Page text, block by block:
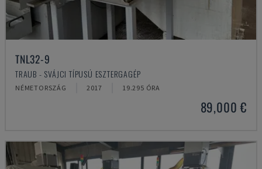
TNL32-9
TRAUB - SVÁJCI TÍPUSÚ ESZTERGAGÉP
NÉMETORSZÁG 2017 19.295 ÓRA
89,000 €